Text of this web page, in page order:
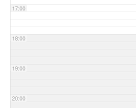
17:00
18:00
19:00
20:00